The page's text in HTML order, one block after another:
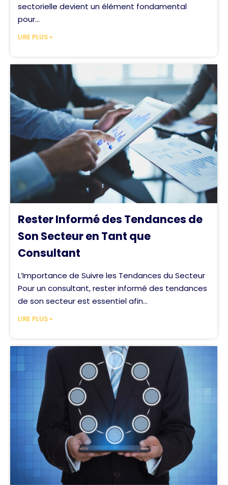
sectorielle devient un élément fondamental
pour...
LIRE PLUS »
Rester Informé des Tendances de
Son Secteur en Tant que
Consultant
L’Importance de Suivre les Tendances du Secteur
Pour un consultant, rester informé des tendances
de son secteur est essentiel afin...
LIRE PLUS »